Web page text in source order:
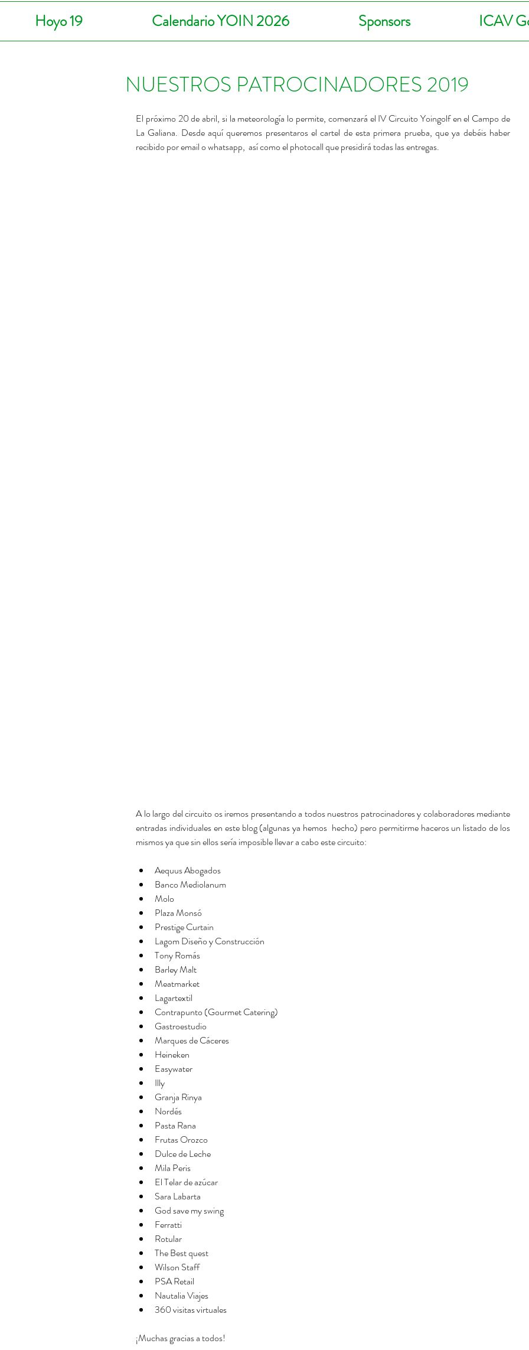
Hoyo 19 Calendario YOIN 2026 Sponsors ICAV
NUESTROS PATROCINADORES 2019
El próximo 20 de abril, si la meteorología lo permite, comenzará el IV Circuito Yoingolf en el Campo de
La Galiana. Desde aquí queremos presentaros el cartel de esta primera prueba, que ya debéis haber
recibido por email o whatsapp,  así como el photocall que presidirá todas las entregas.
A lo largo del circuito os iremos presentando a todos nuestros patrocinadores y colaboradores mediante
entradas individuales en este blog (algunas ya hemos  hecho) pero permitirme haceros un listado de los
mismos ya que sin ellos sería imposible llevar a cabo este circuito:
Aequus Abogados
Banco Mediolanum
Molo
Plaza Monsó
Prestige Curtain
Lagom Diseño y Construcción
Tony Romás
Barley Malt
Meatmarket
Lagartextil
Contrapunto (Gourmet Catering)
Gastroestudio
Marques de Cáceres
Heineken
Easywater
Illy
Granja Rinya
Nordés
Pasta Rana
Frutas Orozco
Dulce de Leche
Mila Peris
El Telar de azúcar
Sara Labarta
God save my swing
Ferratti
Rotular
The Best quest
Wilson Staff
PSA Retail
Nautalia Viajes
360 visitas virtuales
¡Muchas gracias a todos!